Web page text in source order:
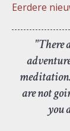
Eerdere
"There
are not
you